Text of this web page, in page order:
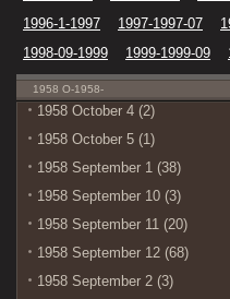
1996-1-1997
1997-1997-07
1998-09-1999
1999-1999-09
1958 O-1958-
1958 October 4 (2)
1958 October 5 (1)
1958 September 1 (38)
1958 September 10 (3)
1958 September 11 (20)
1958 September 12 (68)
1958 September 2 (3)